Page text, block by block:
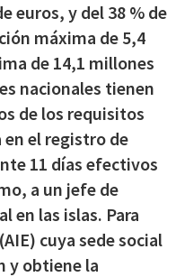
euros, y del 38 % de
máxima de 5,4
de 14,1 millones
nacionales tienen
de los requisitos
el registro de
11 días efectivos
a un jefe de
en las islas. Para
cuya sede social
y obtiene la